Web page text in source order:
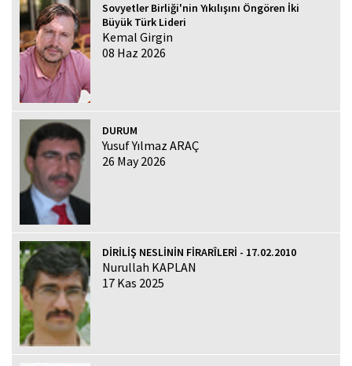
Sovyetler Birliği'nin Yıkılışını Öngören İki
Büyük Türk Lideri
Kemal Girgin
08 Haz 2026
DURUM
Yusuf Yılmaz ARAÇ
26 May 2026
DİRİLİŞ NESLİNİN FİRARÎLERİ - 17.02.2010
Nurullah KAPLAN
17 Kas 2025